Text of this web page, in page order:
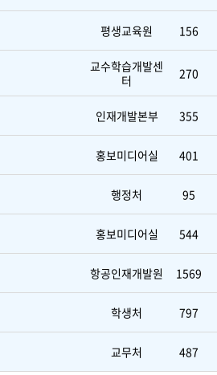
평생교육원 156
교수학습개발센
터
270
인재개발본부 355
홍보미디어실 401
행정처 95
홍보미디어실 544
항공인재개발원 1569
학생처 797
교무처 487